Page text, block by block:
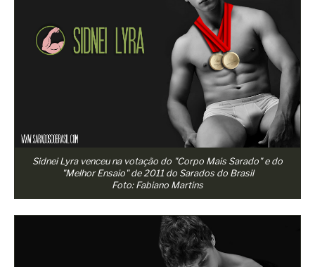
Sidnei Lyra venceu na votação do "Corpo Mais Sarado" e do
"Melhor Ensaio" de 2011 do Sarados do Brasil
Foto: Fabiano Martins